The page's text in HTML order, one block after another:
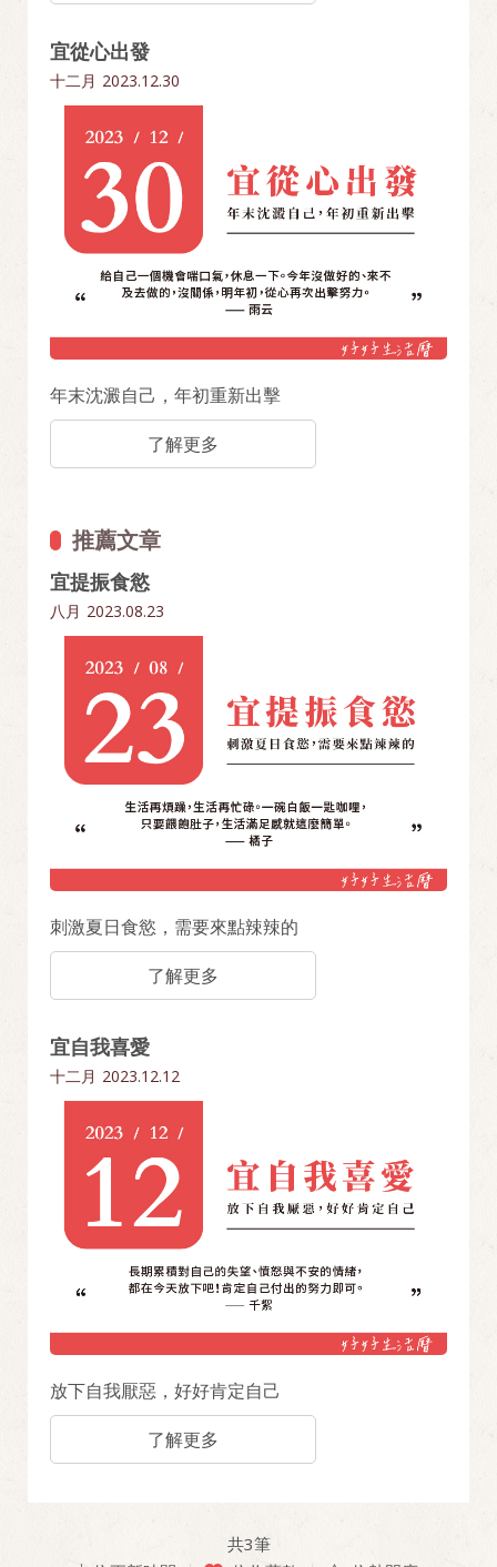
宜從心出發
十二月 2023.12.30
年末沈澱自己，年初重新出擊
了解更多
推薦文章
宜提振食慾
八月 2023.08.23
刺激夏日食慾，需要來點辣辣的
了解更多
宜自我喜愛
十二月 2023.12.12
放下自我厭惡，好好肯定自己
了解更多
共3筆